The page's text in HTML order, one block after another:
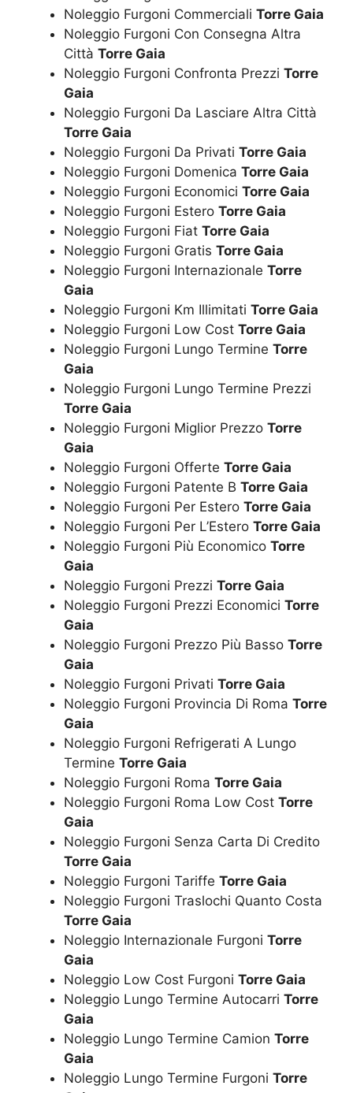
Noleggio Furgoni Commerciali Torre Gaia
Noleggio Furgoni Con Consegna Altra
Città Torre Gaia
Noleggio Furgoni Confronta Prezzi Torre
Gaia
Noleggio Furgoni Da Lasciare Altra Città
Torre Gaia
Noleggio Furgoni Da Privati Torre Gaia
Noleggio Furgoni Domenica Torre Gaia
Noleggio Furgoni Economici Torre Gaia
Noleggio Furgoni Estero Torre Gaia
Noleggio Furgoni Fiat Torre Gaia
Noleggio Furgoni Gratis Torre Gaia
Noleggio Furgoni Internazionale Torre
Gaia
Noleggio Furgoni Km Illimitati Torre Gaia
Noleggio Furgoni Low Cost Torre Gaia
Noleggio Furgoni Lungo Termine Torre
Gaia
Noleggio Furgoni Lungo Termine Prezzi
Torre Gaia
Noleggio Furgoni Miglior Prezzo Torre
Gaia
Noleggio Furgoni Offerte Torre Gaia
Noleggio Furgoni Patente B Torre Gaia
Noleggio Furgoni Per Estero Torre Gaia
Noleggio Furgoni Per L’Estero Torre Gaia
Noleggio Furgoni Più Economico Torre
Gaia
Noleggio Furgoni Prezzi Torre Gaia
Noleggio Furgoni Prezzi Economici Torre
Gaia
Noleggio Furgoni Prezzo Più Basso Torre
Gaia
Noleggio Furgoni Privati Torre Gaia
Noleggio Furgoni Provincia Di Roma Torre
Gaia
Noleggio Furgoni Refrigerati A Lungo
Termine Torre Gaia
Noleggio Furgoni Roma Torre Gaia
Noleggio Furgoni Roma Low Cost Torre
Gaia
Noleggio Furgoni Senza Carta Di Credito
Torre Gaia
Noleggio Furgoni Tariffe Torre Gaia
Noleggio Furgoni Traslochi Quanto Costa
Torre Gaia
Noleggio Internazionale Furgoni Torre
Gaia
Noleggio Low Cost Furgoni Torre Gaia
Noleggio Lungo Termine Autocarri Torre
Gaia
Noleggio Lungo Termine Camion Torre
Gaia
Noleggio Lungo Termine Furgoni Torre